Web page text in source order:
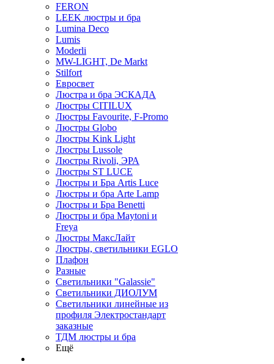
FERON
LEEK люстры и бра
Lumina Deco
Lumis
Moderli
MW-LIGHT, De Markt
Stilfort
Евросвет
Люстра и бра ЭСКАДА
Люстры CITILUX
Люстры Favourite, F-Promo
Люстры Globo
Люстры Kink Light
Люстры Lussole
Люстры Rivoli, ЭРА
Люстры ST LUCE
Люстры и Бра Artis Luce
Люстры и бра Arte Lamp
Люстры и Бра Benetti
Люстры и бра Maytoni и
Freya
Люстры МаксЛайт
Люстры, светильники EGLO
Плафон
Разные
Светильники "Galassie"
Светильники ДИОЛУМ
Светильники линейные из
профиля Электростандарт
заказные
ТДМ люстры и бра
Ещё